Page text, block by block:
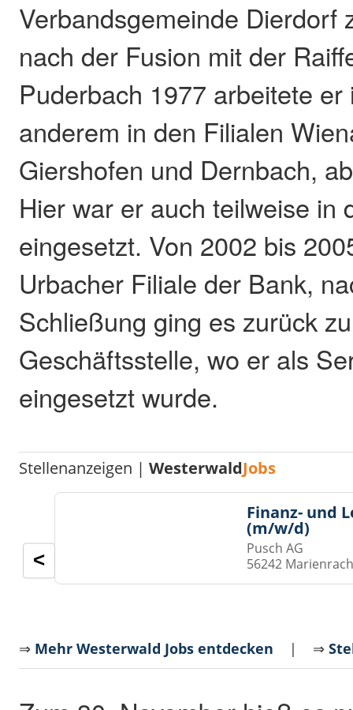
Verbandsgemeinde Dierdorf
nach der Fusion mit der
Puderbach 1977 arbeitete
anderem in den Filialen
Giershofen und Dernbach,
Hier war er auch teilweise in
eingesetzt. Von 2002 bis
Urbacher Filiale der Bank,
Schließung ging es zurück
Geschäftsstelle, wo er als
eingesetzt wurde.
Stellenanzeigen |WesterwaldJobs
Finanz- und
(m/w/d)
Pusch AG
56242
<
⇒ Mehr Westerwald Jobs entdecken | ⇒